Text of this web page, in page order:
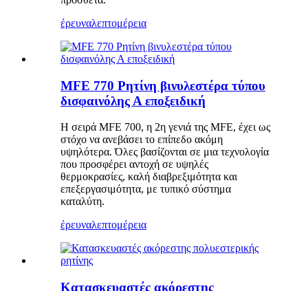
έρευναλεπτομέρεια
MFE 770 Ρητίνη βινυλεστέρα τύπου
δισφαινόλης Α εποξειδική
Η σειρά MFE 700, η ​​2η γενιά της MFE, έχει ως
στόχο να ανεβάσει το επίπεδο ακόμη
υψηλότερα. Όλες βασίζονται σε μια τεχνολογία
που προσφέρει αντοχή σε υψηλές
θερμοκρασίες, καλή διαβρεξιμότητα και
επεξεργασιμότητα, με τυπικό σύστημα
καταλύτη.
έρευναλεπτομέρεια
Κατασκευαστές ακόρεστης